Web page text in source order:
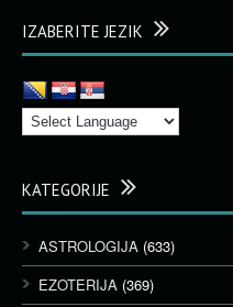
IZABERITE JEZIK
KATEGORIJE
ASTROLOGIJA (633)
EZOTERIJA (369)